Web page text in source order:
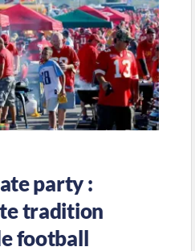
party :
tradition
football